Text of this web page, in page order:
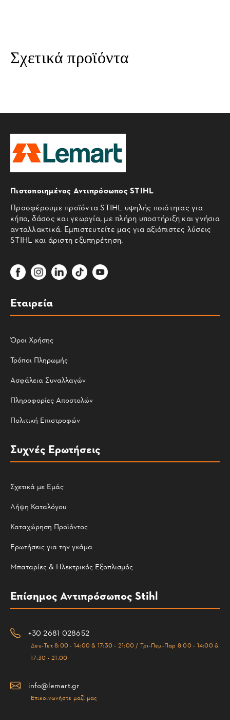
Σχετικά προϊόντα
Πιστοποιημένος Αντιπρόσωπος STIHL
Προσφέρουμε προϊόντα STIHL υψηλής ποιότητας για
κήπο, δάσος και γεωργία, με πλήρη υποστήριξη και γνήσια
ανταλλακτικά. Εμπιστευτείτε μας για αξιόπιστες λύσεις
STIHL και άριστη εξυπηρέτηση.
Εταιρεία
Όροι Χρήσης
Τρόποι Πληρωμής
Ασφάλεια Συναλλαγών
Πληροφορίες Αποστολών
Πολιτική Επιστροφών
Συχνές Ερωτήσεις
Σχετικά με Εμάς
Λήψη Καταλόγου
Καταχώρηση Προϊόντος
Ερωτήσεις για την γκάμα
Μπαταρίες & Ηλεκτρικός Εξοπλισμός
Επίσημος Αντιπρόσωπος Stihl
+30 2681 028652
Δευ-Τετ 8:00 - 14:00 & 17:30 - 21:00 / Τρι-Πεμ-Παρ 8:00 - 14:00 &
17:30 - 21:00
info@lemart.gr
Επικοινωνήστε μαζί μας